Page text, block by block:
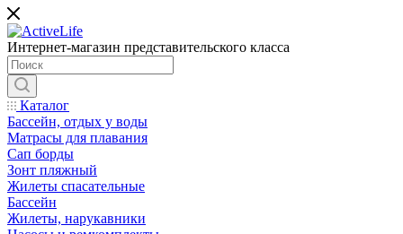
Интернет-магазин представительского класса
Каталог
Бассейн, отдых у воды
Матрасы для плавания
Сап борды
Зонт пляжный
Жилеты спасательные
Бассейн
Жилеты, нарукавники